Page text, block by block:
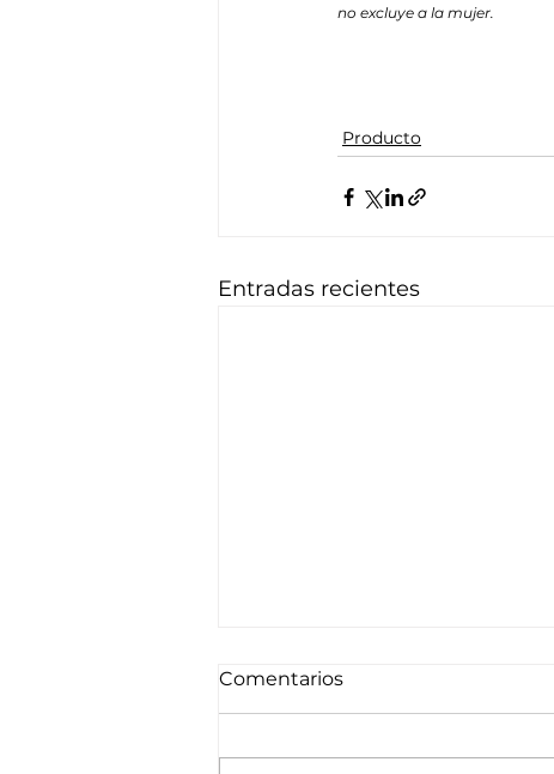
no excluye a la mujer.
Producto
Entradas recientes
Comentarios